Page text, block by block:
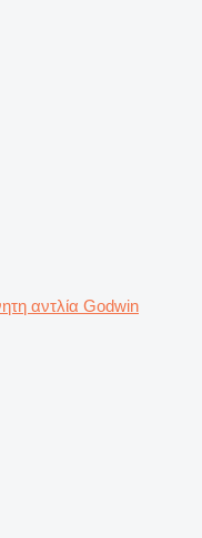
αντλία Godwin